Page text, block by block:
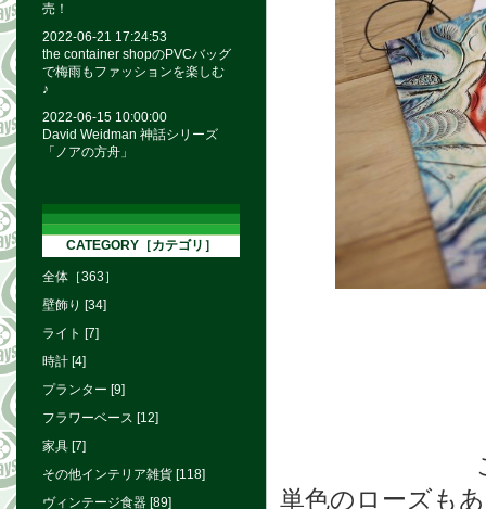
単色のローズも
売！
2022-06-21 17:24:53
the container shopのPVCバッグ
で梅雨もファッションを楽しむ
♪
2022-06-15 10:00:00
David Weidman 神話シリーズ
「ノアの方舟」
CATEGORY［カテゴリ］
全体［363］
壁飾り [34]
ライト [7]
時計 [4]
プランター [9]
フラワーベース [12]
家具 [7]
その他インテリア雑貨 [118]
ヴィンテージ食器 [89]